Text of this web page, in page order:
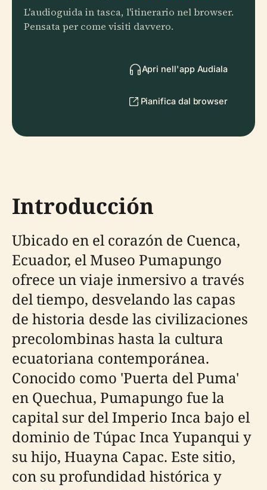
L'audioguida in tasca, l'itinerario nel browser.
Pensata per come visiti davvero.
Apri nell'app Audiala
Pianifica dal browser
Introducción
Ubicado en el corazón de Cuenca,
Ecuador, el Museo Pumapungo
ofrece un viaje inmersivo a través
del tiempo, desvelando las capas
de historia desde las civilizaciones
precolombinas hasta la cultura
ecuatoriana contemporánea.
Conocido como 'Puerta del Puma'
en Quechua, Pumapungo fue la
capital sur del Imperio Inca bajo el
dominio de Túpac Inca Yupanqui y
su hijo, Huayna Capac. Este sitio,
con su profundidad histórica y